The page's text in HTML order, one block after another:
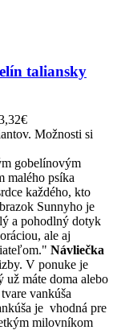
taliansky
Možnosti si
gobelínovým
malého psíka
každého, kto
Sunnyho je
a pohodlný dotyk
ale aj
Návliečka
V ponuke je
už máte doma alebo
vankúša
je vhodná pre
milovníkom